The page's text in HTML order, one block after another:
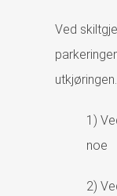
Ved
utkjøringen.
1)
noe
2)